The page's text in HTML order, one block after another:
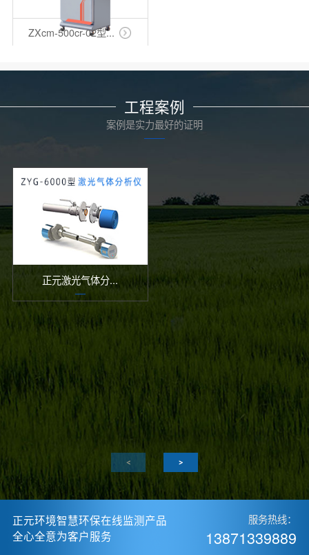
ZXcm-500cr-02型...
工程案例
案例是实力最好的证明
正元激光气体分...
正元环境智慧环保在线监测产品
全心全意为客户服务
服务热线：
13871339889